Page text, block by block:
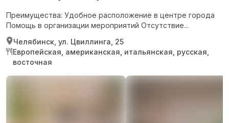
Преимущества: Удобное расположение в центре города
Помощь в организации мероприятий Отсутствие...
Челябинск, ул. Цвиллинга, 25
Европейская, американская, итальянская, русская,
восточная